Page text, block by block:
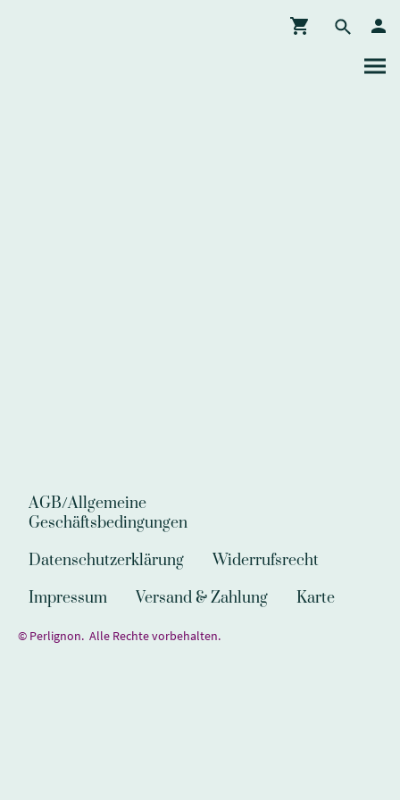
AGB/Allgemeine
Geschäftsbedingungen
Datenschutzerklärung
Widerrufsrecht
Impressum
Versand & Zahlung Karte
© Perlignon. Alle Rechte vorbehalten.